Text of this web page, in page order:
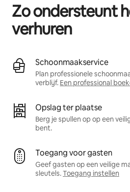
Zo ondersteunt
verhuren
Schoonmaakservice
Plan professionele
verblijf. Een professional
Opslag ter plaatse
Berg je spullen op op een
bent.
Toegang voor gasten
Geef gasten op een veilige
sleutels.Toegang instellen